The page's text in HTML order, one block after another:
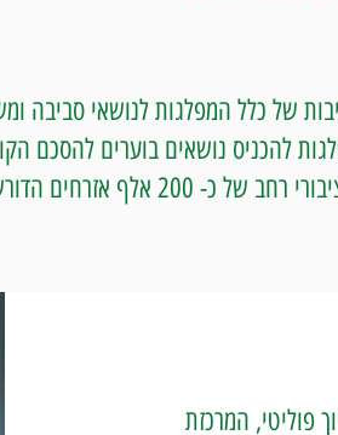
של כלל המפלגות לנושאי סביבה
להכניס נושאים בוערים להסכם
הדורשים מהמפלגות לטפל בנחישות במשבר האקלים
פוליטי, המרכזת